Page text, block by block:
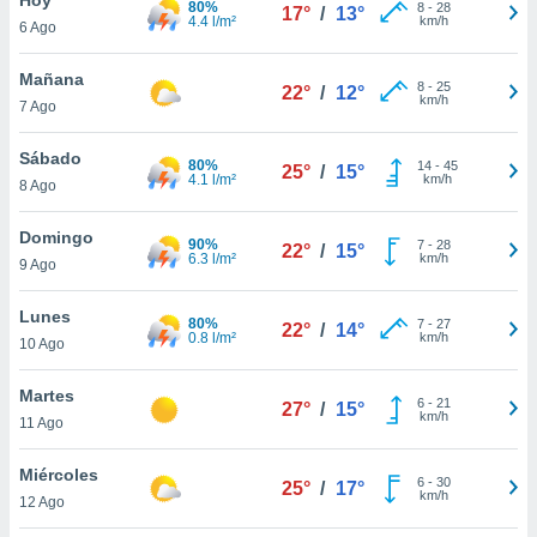
en
más
nuestra
de
cookies
aceptar
6 Ago
80%
4.4 l/m²
17° / 13° 8- 28
km/h
Mañana
7 Ago
22° / 12° 8- 25
km/h
Sábado
8 Ago
80%
4.1 l/m²
25° / 15° 14- 45
km/h
Domingo
9 Ago
90%
6.3 l/m²
22° / 15° 7- 28
km/h
Lunes
10 Ago
80%
0.8 l/m²
22° / 14° 7- 27
km/h
Martes
11 Ago
27° / 15° 6- 21
km/h
Miércoles
12 Ago
25° / 17° 6- 30
km/h